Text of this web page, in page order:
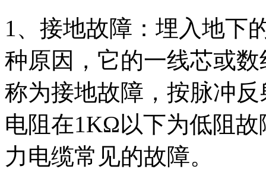
1、接地故障：埋入地下
种原因，它的一线芯或
称为接地故障，按脉冲
电阻在1KΩ以下为低阻
力电缆常见的故障。